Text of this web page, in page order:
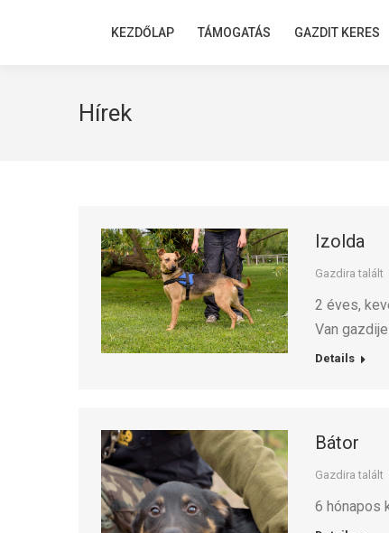
KEZDŐLAP TÁMOGATÁS GAZDIT KERES
Hírek
Izolda
Gazdira talált
2 éves,
Van
Details
Bátor
Gazdira talált
6 hónapos
KEZDŐLAP TÁMOGATÁS GAZDIT KERES